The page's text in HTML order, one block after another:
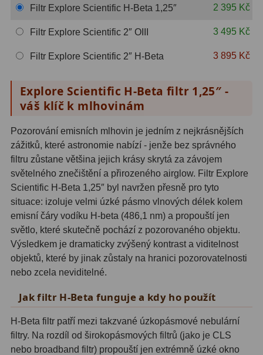
Hβ4
Planetární6
Proti světelnému znečištění6
Barevné 66
AstroFoto 284
Planetární kamery
Deep-Sky kamery28
Guiding kamery14
T-kroužky16
Adaptéry projekční11
Filtr Explore Scientific H-Beta 1,25″ 2 395 Kč
Filtr Explore Scientific 2″ OIII 3 495 Kč
Filtr Explore Scientific 2″ H-Beta 3 895 Kč
Explore Scientific H-Beta filtr 1,25″ -
váš klíč k mlhovinám
Pozorování emisních mlhovin je jedním z nejkrásnějších
zážitků, které astronomie nabízí - jenže bez správného
filtru zůstane většina jejich krásy skrytá za závojem
světelného znečištění a přirozeného airglow. Filtr Explore
Scientific H-Beta 1,25″ byl navržen přesně pro tyto
situace: izoluje velmi úzké pásmo vlnových délek kolem
emisní čáry vodíku H-beta (486,1 nm) a propouští jen
světlo, které skutečně pochází z pozorovaného objektu.
Výsledkem je dramaticky zvýšený kontrast a viditelnost
objektů, které by jinak zůstaly na hranici pozorovatelnosti
nebo zcela neviditelné.
Jak filtr H-Beta funguje a kdy ho použít
H-Beta filtr patří mezi takzvané úzkopásmové nebulární
filtry. Na rozdíl od širokopásmových filtrů (jako je CLS
nebo broadband filtr) propouští jen extrémně úzké okno